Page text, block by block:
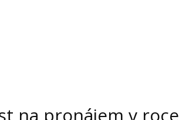
na pronájem v roce